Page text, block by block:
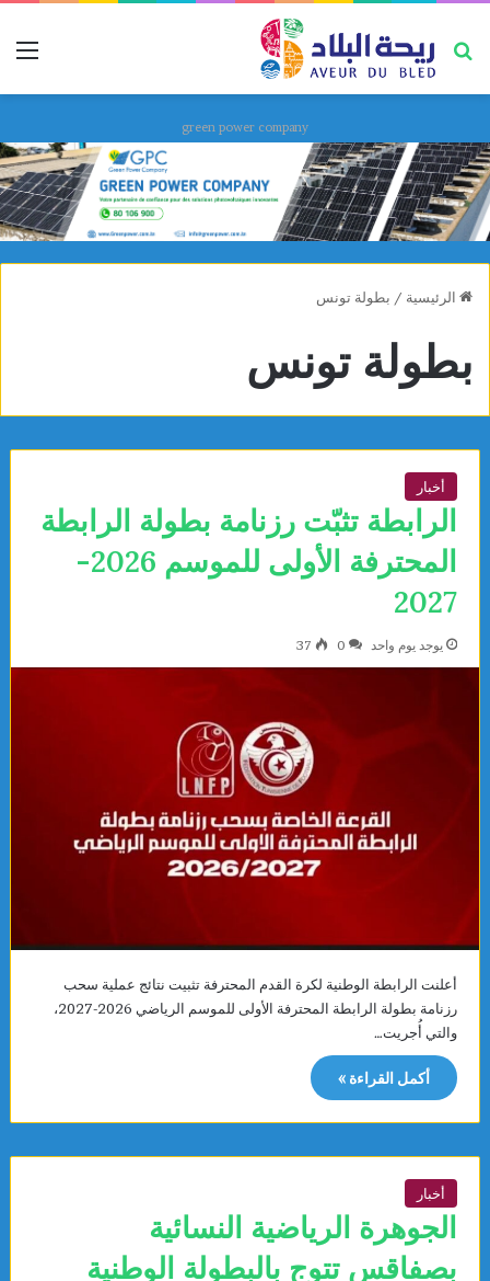
بحث عن
green power company
الرئيسية / بطولة تونس
بطولة تونس
أخبار
الرابطة تثبّت رزنامة بطولة الرابطة
المحترفة الأولى للموسم 2026-
2027
يوجد يوم واحد 0
37
أعلنت الرابطة الوطنية لكرة القدم المحترفة تثبيت نتائج عملية سحب
رزنامة بطولة الرابطة المحترفة الأولى للموسم الرياضي 2026-2027،
والتي أُجريت…
أكمل القراءة »
أخبار
الجوهرة الرياضية النسائية
بصفاقس تتوج بالبطولة الوطنية